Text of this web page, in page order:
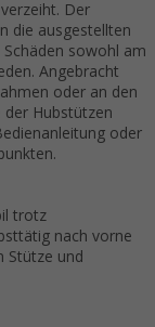
Der
die ausgestellten
sowohl am
Angebracht
oder an den
der Hubstützen
oder
trotz
nach vorne
Stütze und